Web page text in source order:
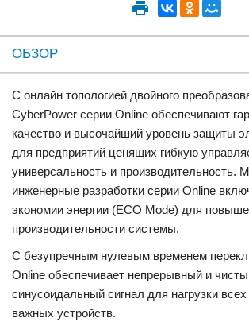
ОБЗОР
С онлайн топологией двойного
CyberPower серии Online обеспечивают
качество и высочайший уровень защиты
для предприятий ценящих гибкую
универсальность и производительность.
инженерные разработки серии Online
экономии энергии (ECO Mode) для
производительности системы.
С безупречным нулевым временем
Online обеспечивает непрерывный и
синусоидальный сигнал для нагрузки всех
важных устройств.